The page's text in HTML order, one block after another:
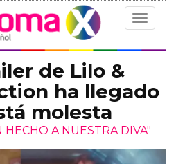
Toggle
de Lilo &
ha llegado
molesta
A NUESTRA DIVA"